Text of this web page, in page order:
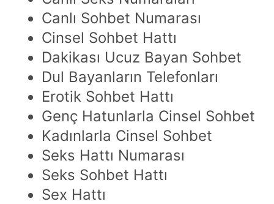
Canlı Sohbet Numarası
Cinsel Sohbet Hattı
Dakikası Ucuz Bayan Sohbet
Dul Bayanların Telefonları
Erotik Sohbet Hattı
Genç Hatunlarla Cinsel Sohbet
Kadınlarla Cinsel Sohbet
Seks Hattı Numarası
Seks Sohbet Hattı
Sex Hattı